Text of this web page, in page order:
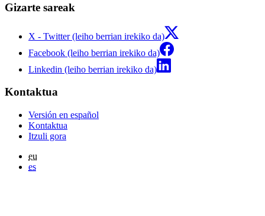
Gizarte sareak
X - Twitter (leiho berrian irekiko da)
Facebook (leiho berrian irekiko da)
Linkedin (leiho berrian irekiko da)
Kontaktua
Versión en español
Kontaktua
Itzuli gora
eu
es